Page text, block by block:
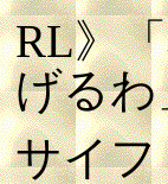
RL》
げる
サイ